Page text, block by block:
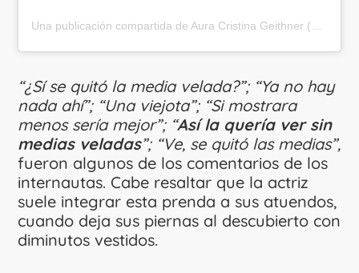
“¿Sí se quitó la media velada?”; “Ya no hay
nada ahí”; “Una viejota”; “Si mostrara
menos sería mejor”; “Así la quería ver sin
medias veladas”; “Ve, se quitó las medias”,
fueron algunos de los comentarios de los
internautas. Cabe resaltar que la actriz
suele integrar esta prenda a sus atuendos,
cuando deja sus piernas al descubierto con
diminutos vestidos.